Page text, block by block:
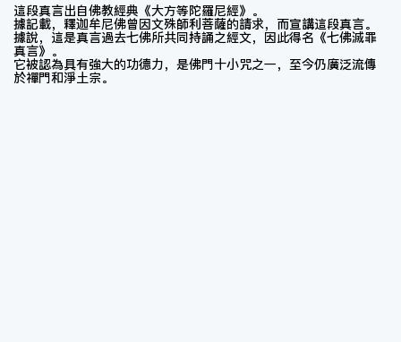
這段真言出自佛教經典《大方等陀羅尼經》。
據記載，釋迦牟尼佛曾因文殊師利菩薩的請求，而宣講這段真言。
據說，這是真言過去七佛所共同持誦之經文，因此得名《七佛滅罪
真言》。
它被認為具有強大的功德力，是佛門十小咒之一，至今仍廣泛流傳
於禪門和淨土宗。